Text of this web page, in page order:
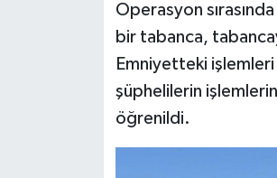
Operasyon
bir tabanca,
Emniyetteki
şüphelilerin
öğrenildi.